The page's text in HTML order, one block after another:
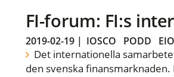
FI-forum: FI:s
2019-02-19| IOSCO PODD
Det internationella
den svenska